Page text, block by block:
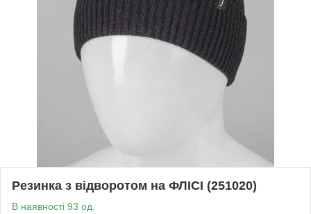
Резинка з відворотом на ФЛІСІ (251020)
В наявності 93 од.